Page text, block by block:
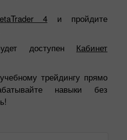
4 и пройдите
доступен Кабинет
трейдингу прямо
навыки без